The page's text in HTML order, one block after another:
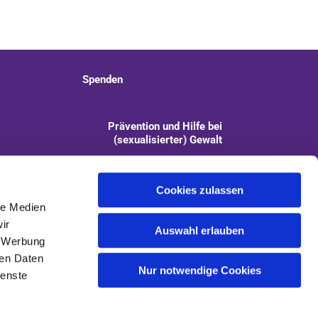
Medien
Daten
Cookies zulassen
Auswahl erlauben
Nur notwendige Cookies
Spenden
Prävention und Hilfe bei
(sexualisierter) Gewalt
info@kirchengemeinde-staaken.de